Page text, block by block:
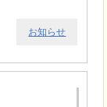
お知らせ